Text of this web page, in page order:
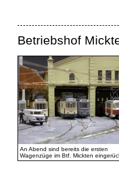
Betriebshof
An Abend sind bereits die ersten
Wagenzüge im Btf. Mickten